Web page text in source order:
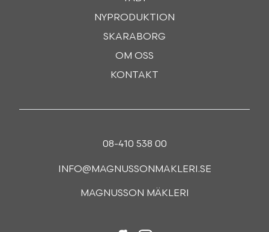
NYPRODUKTION
SKARABORG
OM OSS
KONTAKT
08-410 538 00
INFO@MAGNUSSONMAKLERI.SE
MAGNUSSON MÄKLERI